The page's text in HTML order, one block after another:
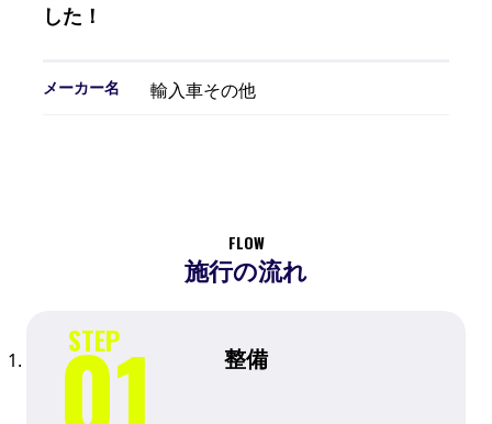
した！
メーカー名 輸入車その他
FLOW
施行の流れ
整備